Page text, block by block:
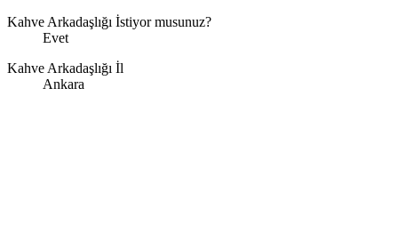
Kahve Arkadaşlığı İstiyor musunuz?
Evet
Kahve Arkadaşlığı İl
Ankara